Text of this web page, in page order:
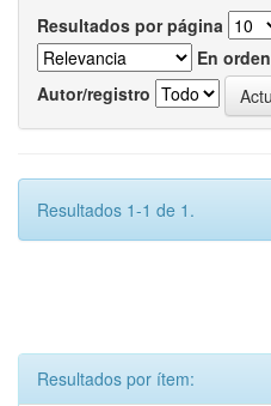
Resultados por página
En orden
Autor/registro
Resultados 1-1 de 1.
Resultados por ítem: